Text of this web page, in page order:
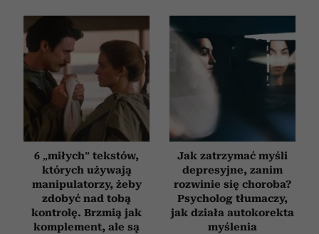
6 „miłych” tekstów,
których używają
manipulatorzy, żeby
zdobyć nad tobą
kontrolę. Brzmią jak
komplement, ale są
Jak zatrzymać myśli
depresyjne, zanim
rozwinie się choroba?
Psycholog tłumaczy,
jak działa autokorekta
myślenia